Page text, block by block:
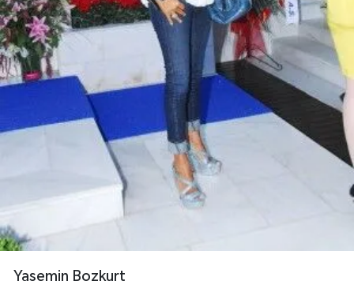
Yasemin Bozkurt